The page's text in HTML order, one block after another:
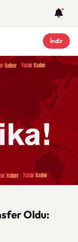
İndir
Oldu: